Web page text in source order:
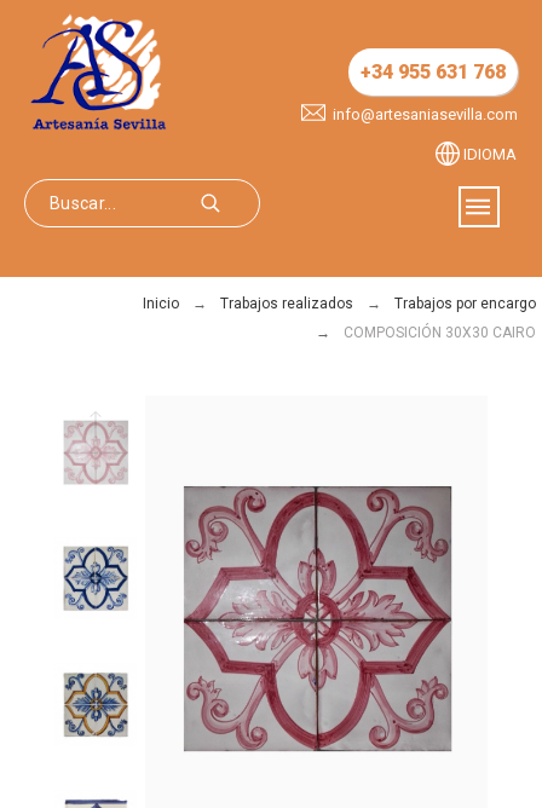
+34 955 631 768
info@artesaniasevilla.com
IDIOMA
Inicio Trabajos realizados
Trabajos por encargo
COMPOSICIÓN 30X30 CAIRO